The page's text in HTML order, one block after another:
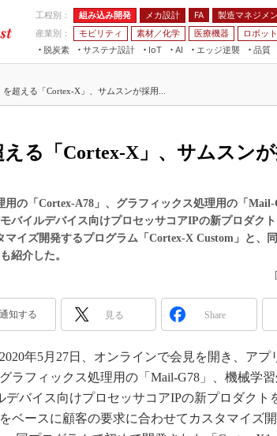
工程別： 組み込み開発 メカ設計 FA 製造マネジメ
産業別：
モビリティ 素材／化学 医療機器 ロボット
脱炭素
サステナ設計
IoT
がる工場
AI
AI×設備保全
エッジ逆襲 品質
JIMTOF
IIFES
ジャパンモビリティショー
TECHNO-FRONTIER
EdgeTech+
日本ものづくりワールド
産業オープンネット展
フィールドサービス
組み込み画像技術
組み込みモデリング
ISO26262
無償設計ツール
3Dプリンタ
デジタルツインとCAE
インダストリー4.0
を超える「Cortex-X」、サムスンが採用...
える「Cortex-X」、サムスン
の「Cortex-A78」、グラフィックス処理用の「Mail-
バイルデバイス向けプロセッサコアIPの新プロダクト
マイズ開発するプログラム「Cortex-X Custom」と、
紹介した。
[
通知する 見る Share
年5月27日、オンラインで会見を開き、アプ
ラフィックス処理用の「Mail-G78」、機械学
デバイス向けプロセッサコアIPの新プロダクト
ベースに顧客の要求に合わせてカスタマイズ